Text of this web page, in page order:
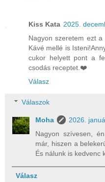
Kiss Kata 2025.
Nagyon szeretem ezt
Kávé mellé is
cukor helyett pont a
csodás receptet.❤️
Válasz
Válaszok
Moha
2026.
Nagyon szívesen,
már, hiszen a
És nálunk is kedvenc
Válasz